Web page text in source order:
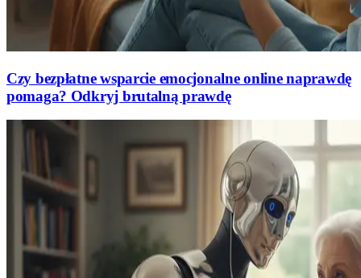
Czy bezpłatne wsparcie emocjonalne online naprawdę
pomaga? Odkryj brutalną prawdę